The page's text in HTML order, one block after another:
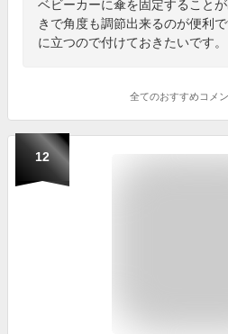
ベビーカーに傘を固定すること
きで角度も調節出来るのが便利
に立つので付けておきたいです。
全てのおすすめコメン
12